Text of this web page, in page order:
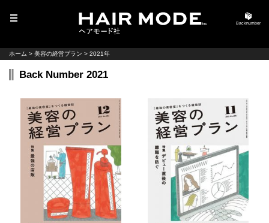
Backnumber
ホーム > 美容の経営プラン > 2021年
Back Number 2021